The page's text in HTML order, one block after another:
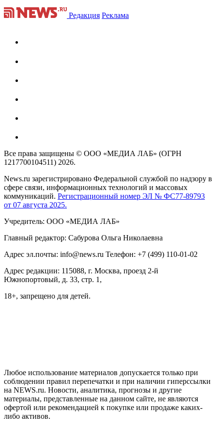
Редакция Реклама
Все права защищены © ООО «МЕДИА ЛАБ» (ОГРН
1217700104511) 2026.
News.ru зарегистрировано Федеральной службой по надзору в
сфере связи, информационных технологий и массовых
коммуникаций. Регистрационный номер ЭЛ № ФС77-89793
от 07 августа 2025.
Учредитель: ООО «МЕДИА ЛАБ»
Главный редактор: Сабурова Ольга Николаевна
Адрес эл.почты: info@news.ru Телефон: +7 (499) 110-01-02
Адрес редакции: 115088, г. Москва, проезд 2-й
Южнопортовый, д. 33, стр. 1,
18+, запрещено для детей.
Любое использование материалов допускается только при
соблюдении правил перепечатки и при наличии гиперссылки
на NEWS.ru. Новости, аналитика, прогнозы и другие
материалы, представленные на данном сайте, не являются
офертой или рекомендацией к покупке или продаже каких-
либо активов.